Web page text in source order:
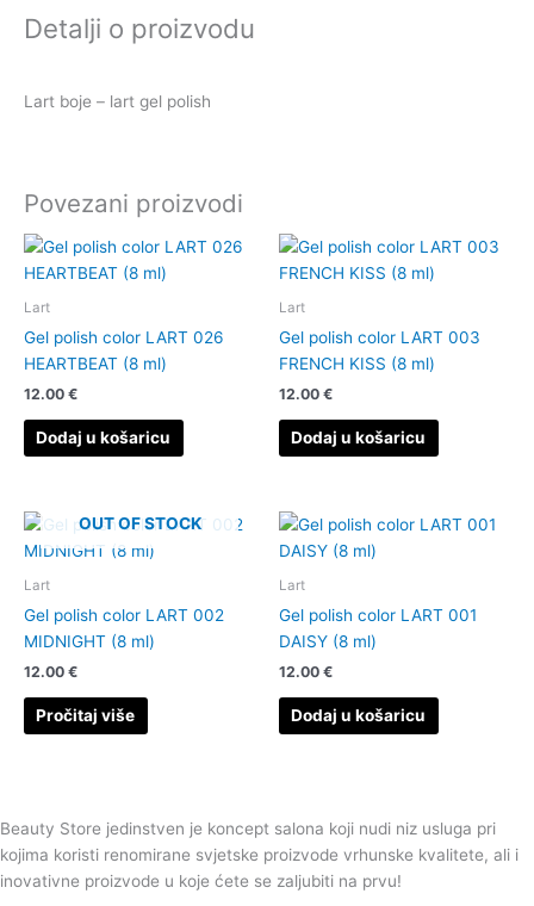
401
(8Ml)
Detalji o proizvodu
Lart boje – lart gel polish
Povezani proizvodi
Lart
Gel polish color LART 026
HEARTBEAT (8 ml)
12.00 €
Dodaj u košaricu
Lart
Gel polish color LART 003
FRENCH KISS (8 ml)
12.00 €
Dodaj u košaricu
OUT OF STOCK
Lart
Gel polish color LART 002
MIDNIGHT (8 ml)
12.00 €
Pročitaj više
Lart
Gel polish color LART 001
DAISY (8 ml)
12.00 €
Dodaj u košaricu
Beauty Store jedinstven je koncept salona koji nudi niz usluga pri
kojima koristi renomirane svjetske proizvode vrhunske kvalitete, ali i
inovativne proizvode u koje ćete se zaljubiti na prvu!